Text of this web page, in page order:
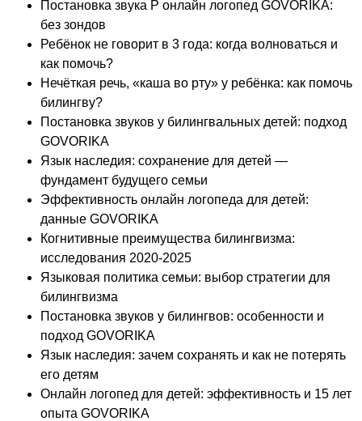
Постановка звука Р онлайн логопед GOVORIKA:
без зондов
Ребёнок не говорит в 3 года: когда волноваться и
как помочь?
Нечёткая речь, «каша во рту» у ребёнка: как помочь
билингву?
Постановка звуков у билингвальных детей: подход
GOVORIKA
Язык наследия: сохранение для детей —
фундамент будущего семьи
Эффективность онлайн логопеда для детей:
данные GOVORIKA
Когнитивные преимущества билингвизма:
исследования 2020-2025
Языковая политика семьи: выбор стратегии для
билингвизма
Постановка звуков у билингвов: особенности и
подход GOVORIKA
Язык наследия: зачем сохранять и как не потерять
его детям
Онлайн логопед для детей: эффективность и 15 лет
опыта GOVORIKA